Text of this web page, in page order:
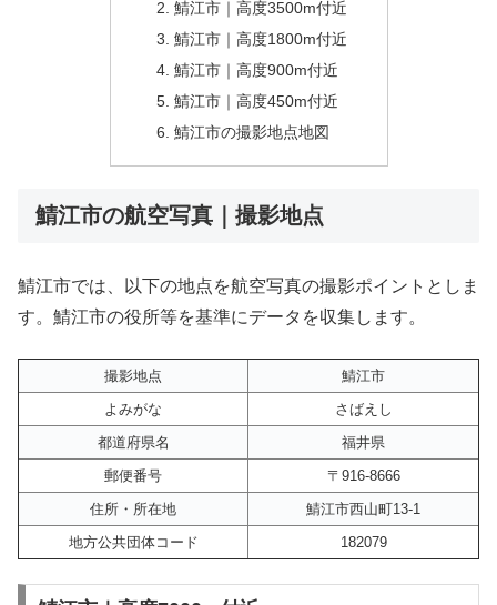
鯖江市｜高度3500m付近
鯖江市｜高度1800m付近
鯖江市｜高度900m付近
鯖江市｜高度450m付近
鯖江市の撮影地点地図
鯖江市の航空写真｜撮影地点
鯖江市では、以下の地点を航空写真の撮影ポイントとしま
す。鯖江市の役所等を基準にデータを収集します。
撮影地点
鯖江市
よみがな
さばえし
都道府県名
福井県
郵便番号
〒916-8666
住所・所在地
鯖江市西山町13-1
地方公共団体コード
182079